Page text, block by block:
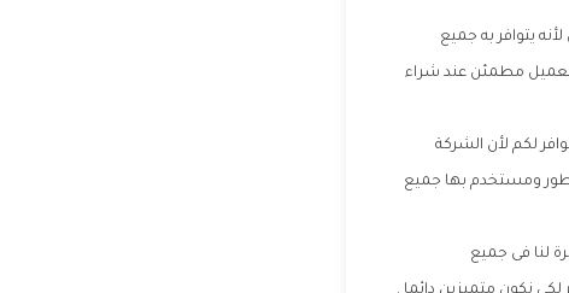
يتوافر به جميع
العميل مطمئن عند شراء
لكم لأن الشركة
ومستخدم بها جميع
لنا فى جميع